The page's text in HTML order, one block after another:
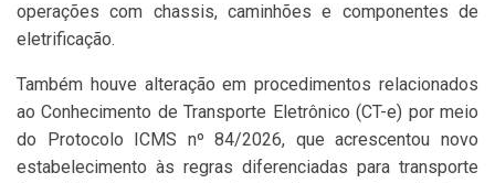
operações com chassis, caminhões e componentes de
eletrificação.
Também houve alteração em procedimentos relacionados
ao Conhecimento de Transporte Eletrônico (CT-e) por meio
do Protocolo ICMS nº 84/2026, que acrescentou novo
estabelecimento às regras diferenciadas para transporte